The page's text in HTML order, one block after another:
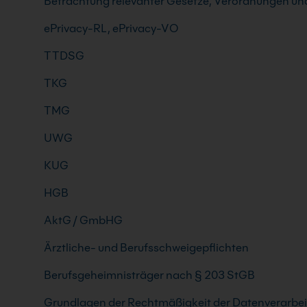
ePrivacy-RL, ePrivacy-VO
TTDSG
TKG
TMG
UWG
KUG
HGB
AktG / GmbHG
Ärztliche- und Berufsschweigepflichten
Berufsgeheimnisträger nach § 203 StGB
Grundlagen der Rechtmäßigkeit der